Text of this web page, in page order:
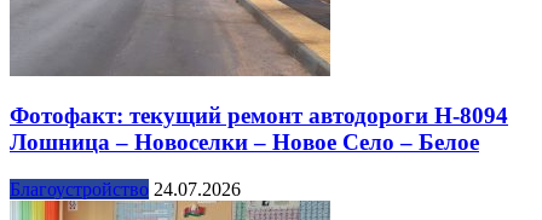
Фотофакт: текущий ремонт автодороги Н-8094
Лошница – Новоселки – Новое Село – Белое
Благоустройство 24.07.2026